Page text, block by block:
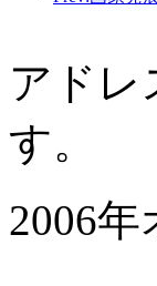
アドレ
す。
2006年